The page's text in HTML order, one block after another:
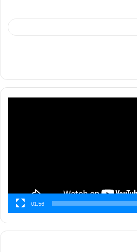
01:56